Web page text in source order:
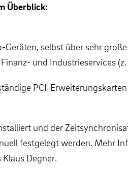
Überblick:
selbst über sehr
und Industrieservices
PCI-
und der
festgelegt werden. Mehr
Degner.